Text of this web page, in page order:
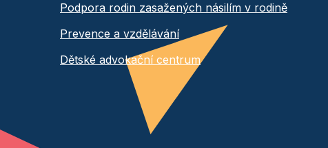
Podpora rodin zasažených násilím v rodině
Prevence a vzdělávání
Dětské advokační centrum